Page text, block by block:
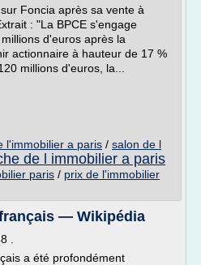
Foncia après sa vente à
: "La BPCE s'engage
d'euros après la
actionnaire à hauteur de 17 %
millions d'euros, la...
l'immobilier a paris / salon de l
de l immobilier a paris
paris / prix de l'immobilier
— Wikipédia
.
a été profondément